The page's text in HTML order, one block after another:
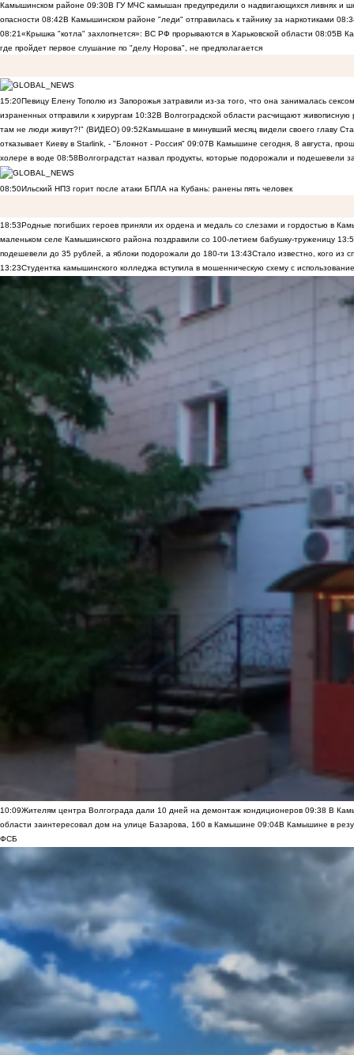
Камышинском районе 09:30В ГУ МЧС камышан предупредили о надвигающихся ливнях и
опасности 08:42В Камышинском районе "леди" отправилась к тайнику за наркотиками
08:21«Крышка "котла" захлопнется»: ВС РФ прорываются в Харьковской области 08:05В
где пройдет первое слушание по "делу Норова", не предполагается
15:20Певицу Елену Тополю из Запорожья затравили из-за того, что она занималась
израненных отправили к хирургам 10:32В Волгоградской области расчищают
там не люди живут?!" (ВИДЕО) 09:52Камышане в минувший месяц видели своего главу
отказывает Киеву в Starlink, - "Блокнот - Россия" 09:07В Камышине сегодня, 8 августа,
холере в воде 08:58Волгоградстат назвал продукты, которые подорожали и подешевели
08:50Ильский НПЗ горит после атаки БПЛА на Кубань: ранены пять человек
18:53Родные погибших героев приняли их ордена и медаль со слезами и гордостью в
маленьком селе Камышинского района поздравили со 100-летием бабушку-труженицу
подешевели до 35 рублей, а яблоки подорожали до 180-ти 13:43Стало известно, кого из
13:23Студентка камышинского колледжа вступила в мошенническую схему с
10:09Жителям центра Волгограда дали 10 дней на демонтаж кондиционеров 09:38 В
области заинтересовал дом на улице Базарова, 160 в Камышине 09:04В Камышине в
ФСБ